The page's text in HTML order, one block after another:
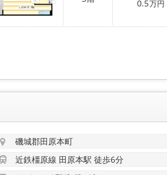
0.5万円
磯城郡田原本町
近鉄橿原線 田原本駅 徒歩6分